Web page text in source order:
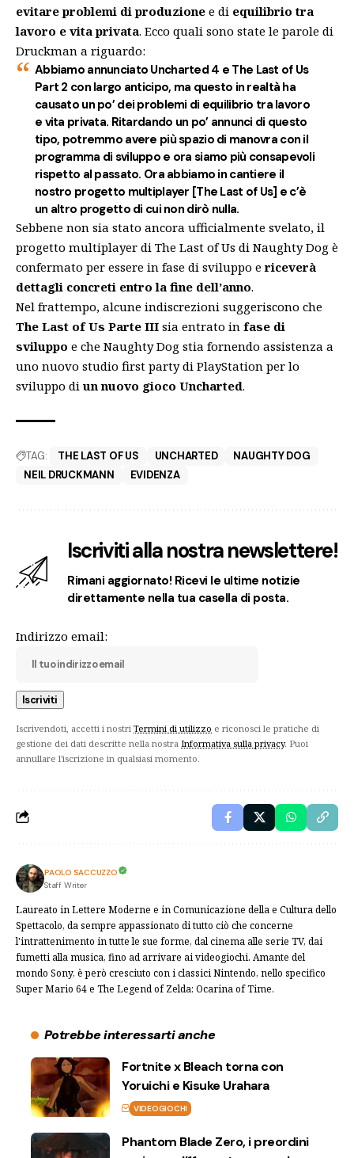
evitare problemi di produzione e di equilibrio tra
lavoro e vita privata. Ecco quali sono state le parole di
Druckman a riguardo:
Abbiamo annunciato Uncharted 4 e The Last of Us
Part 2 con largo anticipo, ma questo in realtà ha
causato un po’ dei problemi di equilibrio tra lavoro
e vita privata. Ritardando un po’ annunci di questo
tipo, potremmo avere più spazio di manovra con il
programma di sviluppo e ora siamo più consapevoli
rispetto al passato. Ora abbiamo in cantiere il
nostro progetto multiplayer [The Last of Us] e c’è
un altro progetto di cui non dirò nulla.
Sebbene non sia stato ancora ufficialmente svelato, il
progetto multiplayer di The Last of Us di Naughty Dog è
confermato per essere in fase di sviluppo ericeverà
dettagli concreti entro la fine dell’anno.
Nel frattempo, alcune indiscrezioni suggeriscono che
The Last of Us Parte III sia entrato in fase di
sviluppo e che Naughty Dog stia fornendo assistenza a
uno nuovo studio first party di PlayStation per lo
sviluppo di un nuovo gioco Uncharted.
TAG: THE LAST OF US UNCHARTED
NAUGHTY DOG
NEIL DRUCKMANN
EVIDENZA
Iscriviti alla nostra newslettere!
Rimani aggiornato! Ricevi le ultime notizie
direttamente nella tua casella di posta.
Indirizzo email:
Iscrivendoti, accetti i nostri Termini di utilizzo e riconosci le pratiche di
gestione dei dati descritte nella nostra Informativa sulla privacy. Puoi
annullare l'iscrizione in qualsiasi momento.
PAOLO SACCUZZO
Staff Writer
Laureato in Lettere Moderne e in Comunicazione della e Cultura dello
Spettacolo, da sempre appassionato di tutto ciò che concerne
l'intrattenimento in tutte le sue forme, dal cinema alle serie TV, dai
fumetti alla musica, fino ad arrivare ai videogiochi. Amante del
mondo Sony, è però cresciuto con i classici Nintendo, nello specifico
Super Mario 64 e The Legend of Zelda: Ocarina of Time.
Potrebbe interessarti anche
Fortnite x Bleach torna con
Yoruichi e Kisuke Urahara
VIDEOGIOCHI
Phantom Blade Zero, i preordini